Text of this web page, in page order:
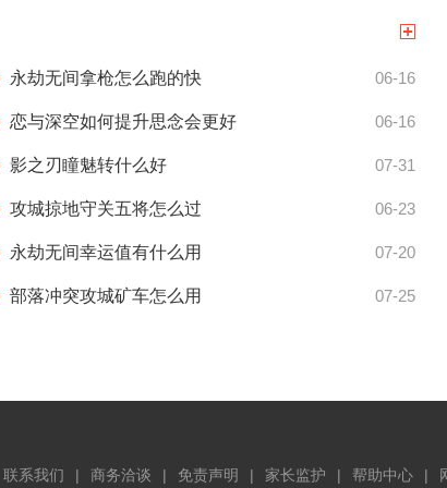
永劫无间拿枪怎么跑的快 06-16
恋与深空如何提升思念会更好 06-16
影之刃瞳魅转什么好 07-31
攻城掠地守关五将怎么过 06-23
永劫无间幸运值有什么用 07-20
部落冲突攻城矿车怎么用 07-25
联系我们 商务洽谈 免责声明 家长监护 帮助中心